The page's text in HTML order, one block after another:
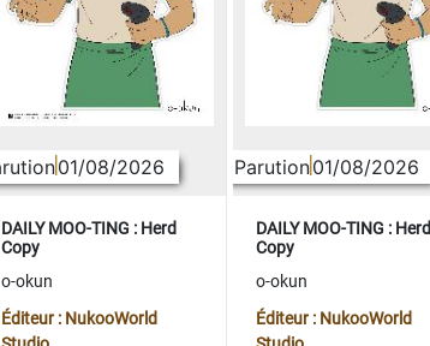
01/08/2026
DAILY MOO-TING : Herd
Copy
o-okun
Éditeur : NukooWorld
Parution01/08/2026
DAILY MOO-TING : Herd
Copy
o-okun
Éditeur : NukooWorld